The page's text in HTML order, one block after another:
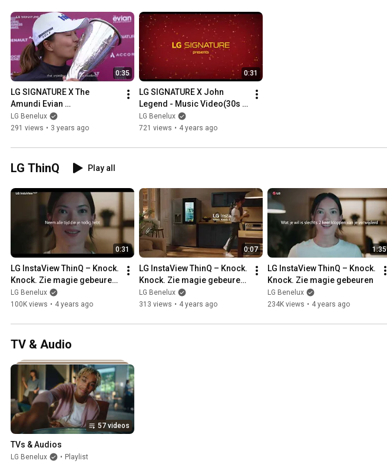
0:35
LG SIGNATURE X The
Amundi Evian
Championship 2022: The
Road to Perfection
LG Benelux
291 views • 3 years ago
0:31
LG SIGNATURE X John
Legend - Music Video(30s
Ver.) "You Deserve It All"
LG Benelux
721 views • 4 years ago
LG ThinQ Play all
0:31
LG InstaView ThinQ – Knock.
Knock. Zie magie gebeuren
(korte versie)
LG Benelux
100K views • 4 years ago
0:07
LG InstaView ThinQ – Knock.
Knock. Zie magie gebeuren
(Teaser)
LG Benelux
313 views • 4 years ago
1:35
LG InstaView ThinQ – Knock.
Knock. Zie magie gebeuren
LG Benelux
234K views • 4 years ago
TV & Audio
57 videos
TVs & Audios
LG Benelux • Playlist